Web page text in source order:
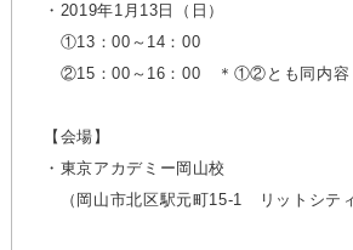
・2019年1月13日（日）
①13：00～14：00
②15：00～16：00 ＊①②とも同内容
【会場】
・東京アカデミー岡山校
（岡山市北区駅元町15-1 リットシティ